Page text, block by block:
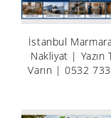
İstanbul
Nakliyat | Yazın
Varın | 0532